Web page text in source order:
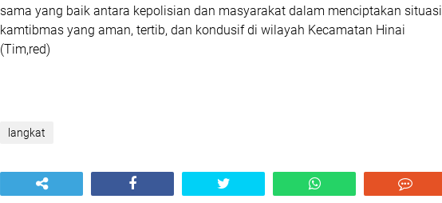
sama yang baik antara kepolisian dan masyarakat dalam menciptakan situasi
kamtibmas yang aman, tertib, dan kondusif di wilayah Kecamatan Hinai
(Tim,red)
langkat